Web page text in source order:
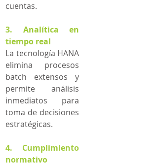
cuentas.
3. Analítica en
tiempo real
La tecnología HANA
elimina procesos
batch extensos y
permite análisis
inmediatos para
toma de decisiones
estratégicas.
4. Cumplimiento
normativo